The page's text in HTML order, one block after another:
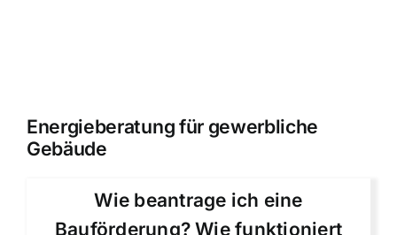
Energieberatung für gewerbliche
Gebäude
Wie beantrage ich eine
Bauförderung? Wie funktioniert